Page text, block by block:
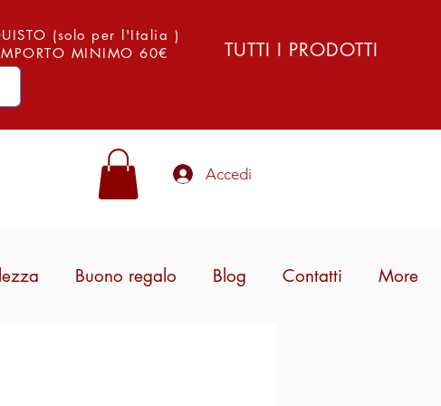
(solo per l'Italia )
MINIMO 60€
TUTTI I PRODOTTI
Accedi
Buono regalo Blog Contatti More